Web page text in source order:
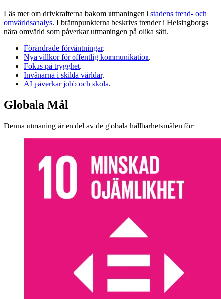
Läs mer om drivkrafterna bakom utmaningen i stadens trend- och
omvärldsanalys. I brännpunkterna beskrivs trender i Helsingborgs
nära omvärld som påverkar utmaningen på olika sätt.
Förändrade förväntningar.
Nya villkor för offentlig kommunikation.
Fokus på trygghet.
Invånarna i skilda världar.
AI påverkar jobb och skola.
Globala Mål
Denna utmaning är en del av de globala hållbarhetsmålen för: